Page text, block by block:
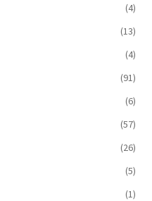
(4)
(13)
(4)
(91)
(6)
(57)
(26)
(5)
(1)